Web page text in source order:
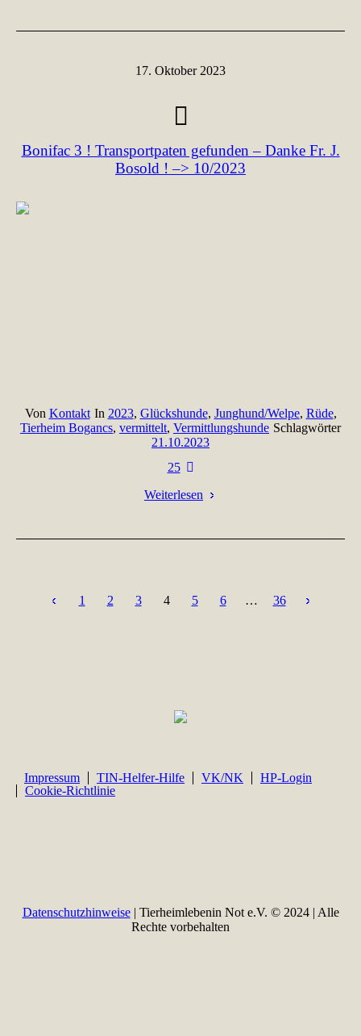
17. Oktober 2023
Bonifac 3 ! Transportpaten gefunden – Danke Fr. J.
Bosold ! –> 10/2023
Von Kontakt In 2023, Glückshunde, Junghund/Welpe, Rüde,
Tierheim Bogancs, vermittelt, Vermittlungshunde Schlagwörter
21.10.2023
25
Weiterlesen
1 2 3 4 5 6 … 36
Impressum TIN-Helfer-Hilfe VK/NK
HP-Login
Cookie-Richtlinie
Datenschutzhinweise| Tierheimlebenin Not e.V. © 2024 | Alle
Rechte vorbehalten